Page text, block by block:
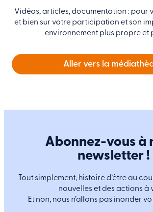
Vidéos, articles, documentation : pour
et bien sur votre participation et son
environnement plus propre et
Aller vers la
Abonnez-vous à
newsletter !
Tout simplement, histoire d’être au
nouvelles et des actions à
Et non, nous n’allons pas inonder